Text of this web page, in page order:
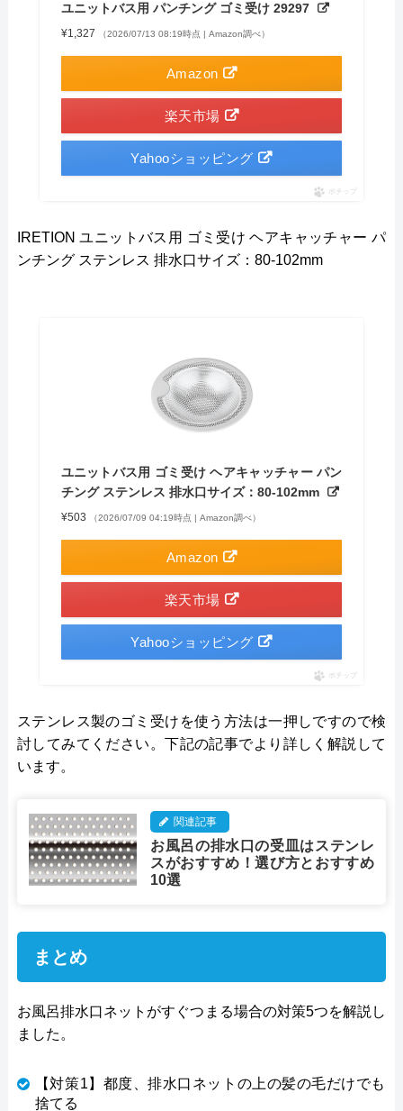
ユニットバス用 パンチング ゴミ受け 29297
¥1,327 （2026/07/13 08:19時点 | Amazon調べ）
Amazon
楽天市場
Yahooショッピング
ポチップ
IRETION ユニットバス用 ゴミ受け ヘアキャッチャー パ
ンチング ステンレス 排水口サイズ：80-102mm
ユニットバス用 ゴミ受け ヘアキャッチャー パン
チング ステンレス 排水口サイズ：80-102mm
¥503 （2026/07/09 04:19時点 | Amazon調べ）
Amazon
楽天市場
Yahooショッピング
ポチップ
ステンレス製のゴミ受けを使う方法は一押しですので検
討してみてください。下記の記事でより詳しく解説して
います。
関連記事
お風呂の排水口の受皿はステンレ
スがおすすめ！選び方とおすすめ
10選
まとめ
お風呂排水口ネットがすぐつまる場合の対策5つを解説し
ました。
【対策1】都度、排水口ネットの上の髪の毛だけでも
捨てる